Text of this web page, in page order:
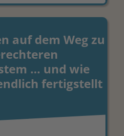
auf dem Weg zu
… und wie
fertigstellt